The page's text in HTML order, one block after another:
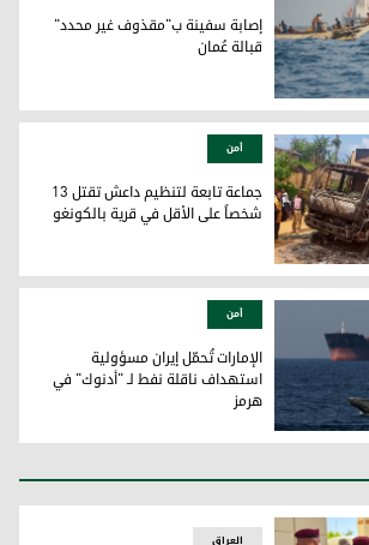
غير محدد" قبالة عُمان
إصابة سفينة ب"مقذوف غير محدد"
قبالة عُمان
على الأقل في قرية بالكونغو
أمن
جماعة تابعة لتنظيم داعش تقتل 13
شخصاً على الأقل في قرية بالكونغو
قارباً مسلحاً للحرس الثوري الإيراني يُبحر
أمن
الإمارات تُحمّل إيران مسؤولية
استهداف ناقلة نفط لـ "أدنوك" في
هرمز
العراق